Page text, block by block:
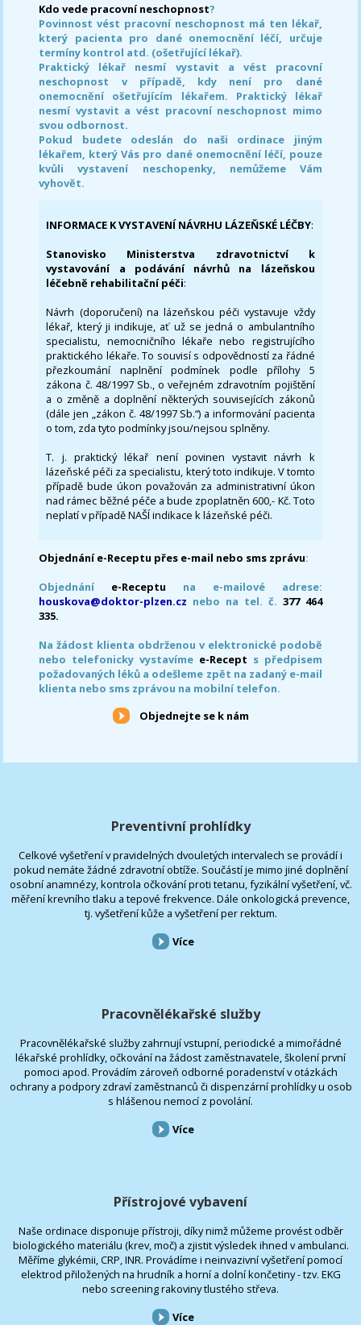
Kdo vede pracovní neschopnost?
Povinnost vést pracovní neschopnost má ten lékař,
který pacienta pro dané onemocnění léčí, určuje
termíny kontrol atd. (ošetřující lékař).
Praktický lékař nesmí vystavit a vést pracovní
neschopnost v případě, kdy není pro dané
onemocnění ošetřujícím lékařem. Praktický lékař
nesmí vystavit a vést pracovní neschopnost mimo
svou odbornost.
Pokud budete odeslán do naši ordinace jiným
lékařem, který Vás pro dané onemocnění léčí, pouze
kvůli vystavení neschopenky, nemůžeme Vám
vyhovět.
INFORMACE K VYSTAVENÍ NÁVRHU LÁZEŇSKÉ LÉČBY:
Stanovisko Ministerstva zdravotnictví k
vystavování a podávání návrhů na lázeňskou
léčebně rehabilitační péči:
Návrh (doporučení) na lázeňskou péči vystavuje vždy
lékař, který ji indikuje, ať už se jedná o ambulantního
specialistu, nemocničního lékaře nebo registrujícího
praktického lékaře. To souvisí s odpovědností za řádné
přezkoumání naplnění podmínek podle přílohy 5
zákona č. 48/1997 Sb., o veřejném zdravotním pojištění
a o změně a doplnění některých souvisejících zákonů
(dále jen „zákon č. 48/1997 Sb.“) a informování pacienta
o tom, zda tyto podmínky jsou/nejsou splněny.
T. j. praktický lékař není povinen vystavit návrh k
lázeňské péči za specialistu, který toto indikuje. V tomto
případě bude úkon považován za administrativní úkon
nad rámec běžné péče a bude zpoplatněn 600,- Kč. Toto
neplatí v případě NAŠÍ indikace k lázeňské péči.
Objednání e-Receptu přes e-mail nebo sms zprávu:
Objednání e-Receptu na e-mailové adrese:
houskova@doktor-plzen.cz nebo na tel. č. 377 464
335.
Na žádost klienta obdrženou v elektronické podobě
nebo telefonicky vystavíme e-Recept s předpisem
požadovaných léků a odešleme zpět na zadaný e-mail
klienta nebo sms zprávou na mobilní telefon.
Objednejte se k nám
Preventivní prohlídky
Celkové vyšetření v pravidelných dvouletých intervalech se provádí i
pokud nemáte žádné zdravotní obtíže. Součástí je mimo jiné doplnění
osobní anamnézy, kontrola očkování proti tetanu, fyzikální vyšetření, vč.
měření krevního tlaku a tepové frekvence. Dále onkologická prevence,
tj. vyšetření kůže a vyšetření per rektum.
Více
Pracovnělékařské služby
Pracovnělékařské služby zahrnují vstupní, periodické a mimořádné
lékařské prohlídky, očkování na žádost zaměstnavatele, školení první
pomoci apod. Provádím zároveň odborné poradenství v otázkách
ochrany a podpory zdraví zaměstnanců či dispenzární prohlídky u osob
s hlášenou nemocí z povolání.
Více
Přístrojové vybavení
Naše ordinace disponuje přístroji, díky nimž můžeme provést odběr
biologického materiálu (krev, moč) a zjistit výsledek ihned v ambulanci.
Měříme glykémii, CRP, INR. Provádíme i neinvazivní vyšetření pomocí
elektrod přiložených na hrudník a horní a dolní končetiny - tzv. EKG
nebo screening rakoviny tlustého střeva.
Více